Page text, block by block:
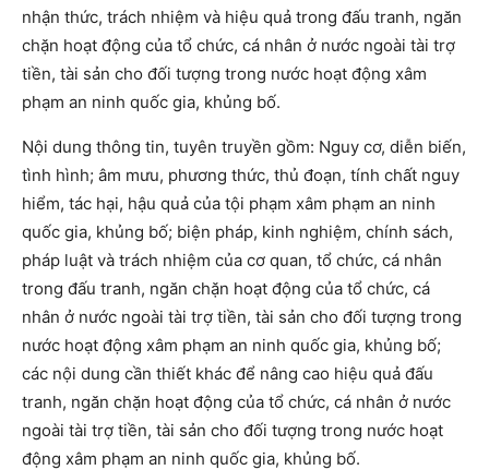
nhận thức, trách nhiệm và hiệu quả trong đấu tranh, ngăn
chặn hoạt động của tổ chức, cá nhân ở nước ngoài tài trợ
tiền, tài sản cho đối tượng trong nước hoạt động xâm
phạm an ninh quốc gia, khủng bố.
Nội dung thông tin, tuyên truyền gồm: Nguy cơ, diễn biến,
tình hình; âm mưu, phương thức, thủ đoạn, tính chất nguy
hiểm, tác hại, hậu quả của tội phạm xâm phạm an ninh
quốc gia, khủng bố; biện pháp, kinh nghiệm, chính sách,
pháp luật và trách nhiệm của cơ quan, tổ chức, cá nhân
trong đấu tranh, ngăn chặn hoạt động của tổ chức, cá
nhân ở nước ngoài tài trợ tiền, tài sản cho đối tượng trong
nước hoạt động xâm phạm an ninh quốc gia, khủng bố;
các nội dung cần thiết khác để nâng cao hiệu quả đấu
tranh, ngăn chặn hoạt động của tổ chức, cá nhân ở nước
ngoài tài trợ tiền, tài sản cho đối tượng trong nước hoạt
động xâm phạm an ninh quốc gia, khủng bố.